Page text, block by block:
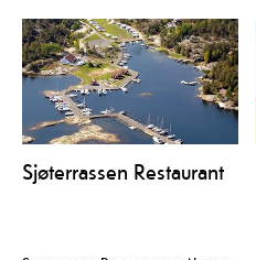
Sjøterrassen Restaurant